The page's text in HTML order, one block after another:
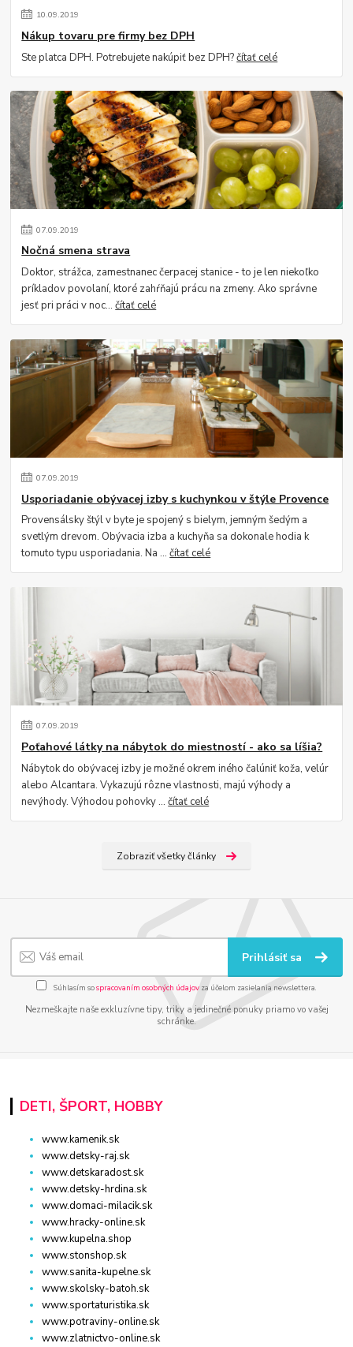
10.09.2019
Nákup tovaru pre firmy bez DPH
Ste platca DPH. Potrebujete nakúpiť bez DPH?čítať celé
07.09.2019
Nočná smena strava
Doktor, strážca, zamestnanec čerpacej stanice - to je len niekoľko
príkladov povolaní, ktoré zahŕňajú prácu na zmeny. Ako správne
jesť pri práci v noc...čítať celé
07.09.2019
Usporiadanie obývacej izby s kuchynkou v štýle Provence
Provensálsky štýl v byte je spojený s bielym, jemným šedým a
svetlým drevom. Obývacia izba a kuchyňa sa dokonale hodia k
tomuto typu usporiadania. Na ...čítať celé
07.09.2019
Poťahové látky na nábytok do miestností - ako sa líšia?
Nábytok do obývacej izby je možné okrem iného čalúniť koža, velúr
alebo Alcantara. Vykazujú rôzne vlastnosti, majú výhody a
nevýhody. Výhodou pohovky ...čítať celé
Zobraziť všetky články
Prihlásiť sa
Súhlasím sospracovaním osobných údajov za účelom zasielania newslettera.
Nezmeškajte naše exkluzívne tipy, triky a jedinečné ponuky priamo vo vašej
schránke.
DETI, ŠPORT, HOBBY
www.kamenik.sk
www.detsky-raj.sk
www.detskaradost.sk
www.detsky-hrdina.sk
www.domaci-milacik.sk
www.hracky-online.sk
www.kupelna.shop
www.stonshop.sk
www.sanita-kupelne.sk
www.skolsky-batoh.sk
www.sportaturistika.sk
www.potraviny-online.sk
www.zlatnictvo-online.sk